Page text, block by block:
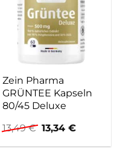
Zein Pharma
GRÜNTEE Kapseln
80/45 Deluxe
13,49€ Ursprünglicher
Preis
war:
13,34€Aktueller
ist: